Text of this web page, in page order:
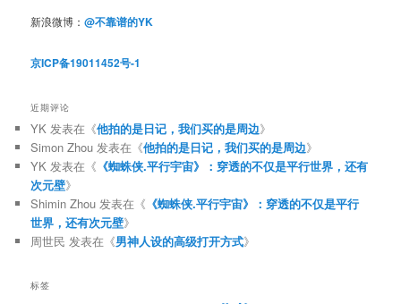
新浪微博：@不靠谱的YK
京ICP备19011452号-1
近期评论
YK 发表在《他拍的是日记，我们买的是周边》
Simon Zhou 发表在《他拍的是日记，我们买的是周边》
YK 发表在《 《蜘蛛侠.平行宇宙》：穿透的不仅是平行世界，还有
次元壁》
Shimin Zhou 发表在《 《蜘蛛侠.平行宇宙》：穿透的不仅是平行
世界，还有次元壁》
周世民 发表在《男神人设的高级打开方式》
标签